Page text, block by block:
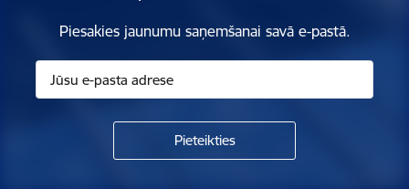
Piesakies jaunumu saņemšanai savā e-pastā.